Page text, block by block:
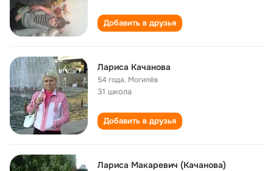
Добавить в друзья
Лариса Качанова
54 года, Могилёв
31 школа
Добавить в друзья
Лариса Макаревич (Качанова)